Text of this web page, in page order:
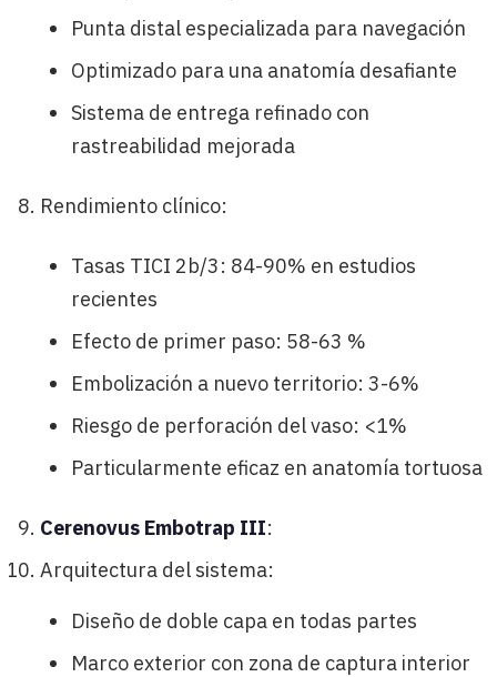
Punta distal especializada para navegación
Optimizado para una anatomía desafiante
Sistema de entrega refinado con
rastreabilidad mejorada
Rendimiento clínico:
Tasas TICI 2b/3: 84-90% en estudios
recientes
Efecto de primer paso: 58-63 %
Embolización a nuevo territorio: 3-6%
Riesgo de perforación del vaso: <1%
Particularmente eficaz en anatomía tortuosa
Cerenovus Embotrap III:
Arquitectura del sistema:
Diseño de doble capa en todas partes
Marco exterior con zona de captura interior